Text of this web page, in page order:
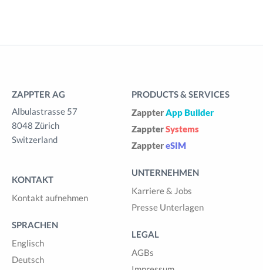
ZAPPTER AG
Albulastrasse 57
8048 Zürich
Switzerland
KONTAKT
Kontakt aufnehmen
SPRACHEN
Englisch
Deutsch
PRODUCTS & SERVICES
ZappterApp Builder
ZappterSystems
ZapptereSIM
UNTERNEHMEN
Karriere & Jobs
Presse Unterlagen
LEGAL
AGBs